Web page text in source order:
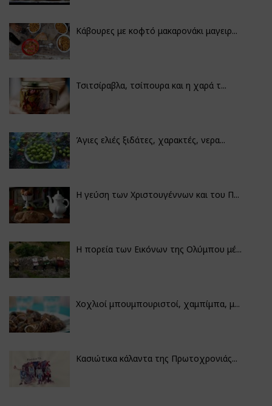
Κάβουρες με κοφτό μακαρονάκι μαγειρ...
Τσιτσίραβλα, τσίπουρα και η χαρά τ...
Άγιες ελιές ξιδάτες, χαρακτές, νερα...
Η γεύση των Χριστουγέννων και του Π...
Η πορεία των Εικόνων της Ολύμπου μέ...
Χοχλιοί μπουμπουριστοί, χαμπίμπα, μ...
Κασιώτικα κάλαντα της Πρωτοχρονιάς...